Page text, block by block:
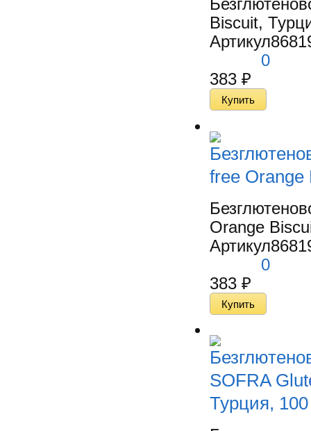
Biscuit,
Артикул
0
383 ₽
free Orange
Orange
Артикул
0
383 ₽
SOFRA
Турция, 100